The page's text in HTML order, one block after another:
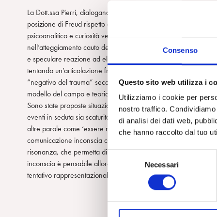
Consenso
Questo sito web utilizza i
Utilizziamo i cookie per
nostro traffico.
di analisi dei dati web,
che hanno raccolto dal tuo
e
l
z
Necessari
La Dott.ssa Pierri, dialogando con una suggestione clinica
posizione di Freud rispetto alla possibilità della trasmissione
psicoanalitico e curiosità verso ‘l’inesplicabile ’; il gruppo si è
nell’atteggiamento cauto del primo rispetto alla telepatia e
e speculare reazione ad elementi perturbanti. Nella seconda
tentando un’articolazione fra concetti metapsicologici
“negativo del trauma” secondo Green e i Botella ) e la teoria
modello del campo e teoria delle trasformazioni di Bion) e
Sono state proposte situazioni cliniche particolarmente
eventi in seduta sia scaturita dall’esperienza perturbante
altre parole come ‘essere nello stesso punto ’. Nella fase
comunicazione inconscia come ‘esperienza di coincidenza ’:
risonanza, che permetta di esperire ‘qualcosa di identico che
inconscia è pensabile allora non come un’esperienza di
tentativo rappresentazionale di un elemento non ancora